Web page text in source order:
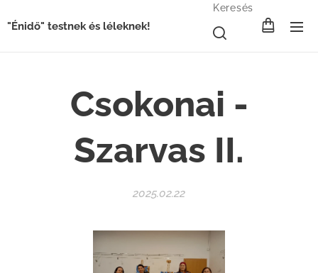
"Énidő" testnek és léleknek!
Keresés
Csokonai -
Szarvas II.
2025.02.22